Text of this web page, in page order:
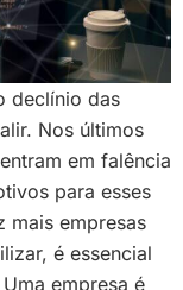
declínio das
Nos últimos
em falência
para esses
mais empresas
é essencial
empresa é